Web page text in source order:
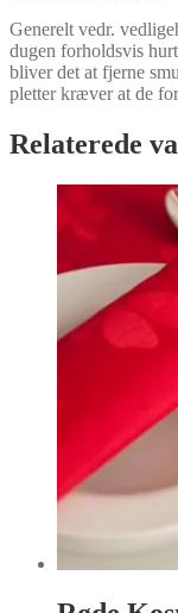
Generelt vedr.
dugen forholdsvis
bliver det at fjerne
pletter kræver at de
Relaterede